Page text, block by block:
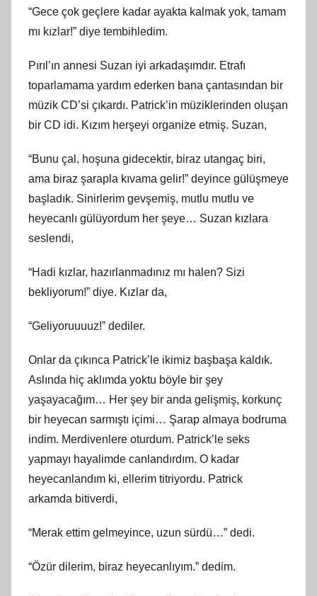
“Gece çok geçlere kadar ayakta kalmak yok, tamam
mı kızlar!” diye tembihledim.
Pırıl’ın annesi Suzan iyi arkadaşımdır. Etrafı
toparlamama yardım ederken bana çantasından bir
müzik CD’si çıkardı. Patrick’in müziklerinden oluşan
bir CD idi. Kızım herşeyi organize etmiş. Suzan,
“Bunu çal, hoşuna gidecektir, biraz utangaç biri,
ama biraz şarapla kıvama gelir!” deyince gülüşmeye
başladık. Sinirlerim gevşemiş, mutlu mutlu ve
heyecanlı gülüyordum her şeye… Suzan kızlara
seslendi,
“Hadi kızlar, hazırlanmadınız mı halen? Sizi
bekliyorum!” diye. Kızlar da,
“Geliyoruuuuz!” dediler.
Onlar da çıkınca Patrick’le ikimiz başbaşa kaldık.
Aslında hiç aklımda yoktu böyle bir şey
yaşayacağım… Her şey bir anda gelişmiş, korkunç
bir heyecan sarmıştı içimi… Şarap almaya bodruma
indim. Merdivenlere oturdum. Patrick’le seks
yapmayı hayalimde canlandırdım. O kadar
heyecanlandım ki, ellerim titriyordu. Patrick
arkamda bitiverdi,
“Merak ettim gelmeyince, uzun sürdü…” dedi.
“Özür dilerim, biraz heyecanlıyım.” dedim.